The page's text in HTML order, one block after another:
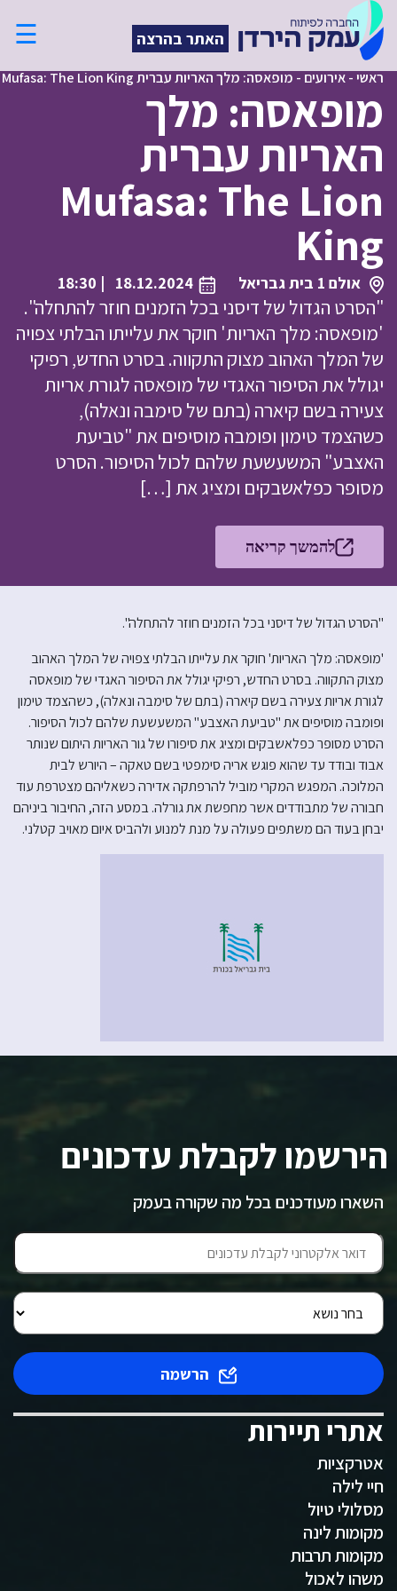
האתר בהרצה ☰
ראשי-אירועים - מופאסה: מלך האריות עברית Mufasa: The Lion King
מופאסה: מלך
האריות עברית
Mufasa: The Lion
King
אולם 1 בית גבריאל 18.12.2024
| 18:30
"הסרט הגדול של דיסני בכל הזמנים חוזר להתחלה".
'מופאסה: מלך האריות' חוקר את עלייתו הבלתי צפויה
של המלך האהוב מצוק התקווה. בסרט החדש, רפיקי
יגולל את הסיפור האגדי של מופאסה לגורת אריות
צעירה בשם קיארה (בתם של סימבה ונאלה),
כשהצמד טימון ופומבה מוסיפים את "טביעת
האצבע" המשעשעת שלהם לכול הסיפור. הסרט
מסופר כפלאשבקים ומציג את […]
להמשך קריאה
"הסרט הגדול של דיסני בכל הזמנים חוזר להתחלה".
'מופאסה: מלך האריות' חוקר את עלייתו הבלתי צפויה של המלך האהוב
מצוק התקווה. בסרט החדש, רפיקי יגולל את הסיפור האגדי של מופאסה
לגורת אריות צעירה בשם קיארה (בתם של סימבה ונאלה), כשהצמד טימון
ופומבה מוסיפים את "טביעת האצבע" המשעשעת שלהם לכול הסיפור.
הסרט מסופר כפלאשבקים ומציג את סיפורו של גור האריות היתום שנותר
אבוד ובודד עד שהוא פוגש אריה סימפטי בשם טאקה – היורש לבית
המלוכה. המפגש המקרי מוביל להרפתקה אדירה כשאליהם מצטרפת עוד
חבורה של מתבודדים אשר מחפשת את גורלה. במסע הזה, החיבור ביניהם
יבחן בעוד הם משתפים פעולה על מנת למנוע ולהביס איום מאויב קטלני.
הירשמו לקבלת עדכונים
השארו מעודכנים בכל מה שקורה בעמק
הרשמה
אתרי תיירות
אטרקציות
חיי לילה
מסלולי טיול
מקומות לינה
מקומות תרבות
משהו לאכול